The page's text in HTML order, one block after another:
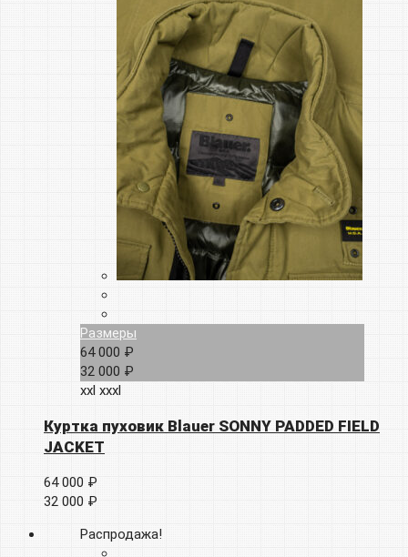
Размеры
64 000 ₽
32 000 ₽
xxl xxxl
Куртка пуховик Blauer SONNY PADDED FIELD
JACKET
64 000 ₽
32 000 ₽
Распродажа!